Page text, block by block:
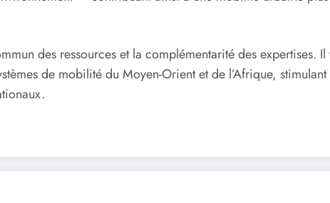
des ressources et la complémentarité des expertises.
de mobilité du Moyen-Orient et de l’Afrique,